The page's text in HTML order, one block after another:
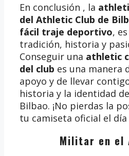
En conclusión , la
del Athletic Club de
fácil traje deportivo,
tradición, historia y
Conseguir una athletic
del club es una manera
apoyo y de llevar
historia y la identidad
Bilbao. ¡No pierdas la
tu camiseta oficial el
Militar en el